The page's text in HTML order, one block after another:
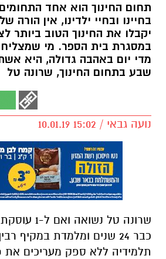
תחום החינוך הוא אחד
בחיינו ובחיי ילדינו, אין הורה
יקבלו את החינוך הטוב ביותר
במסגרת בית הספר. מי
מדי יום באהבה גדולה, היא
שבע בתחום החינוך, שרונה טל
נועה גבאי / 15:02 10.01.19
שרונה טל
כבר 24 שנים ומלמדת במקיף
תלמידיה ללא ספק מעריכים